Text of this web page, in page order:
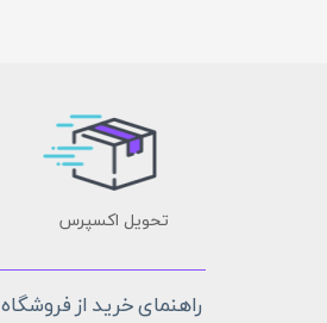
تحویل اکسپرس
راهنمای خرید از فروشگاه